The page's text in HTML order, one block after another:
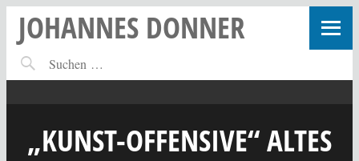
JOHANNES DONNER
„KUNST-OFFENSIVE“ ALTES